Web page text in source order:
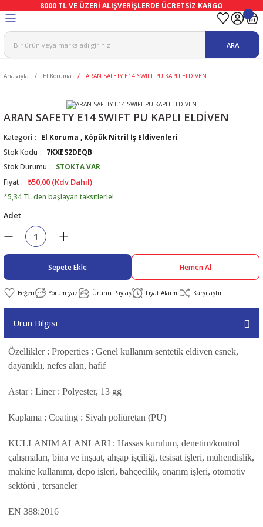
8000 TL VE ÜZERİ ALIŞVERİŞLERDE ÜCRETSİZ KARGO
Tulum
Eldivenler
Eldiven
Ve Vizör
Ekipmanları
ARA
Anasayfa El Koruma ARAN SAFETY E14 SWIFT PU KAPLI ELDİVEN
ARAN SAFETY E14 SWIFT PU KAPLI ELDİVEN
Kategori El Koruma
Köpük Nitril İş Eldivenleri
Stok Kodu
7KXES2DEQB
Stok Durumu
STOKTA VAR
Fiyat
₺50,00 (Kdv Dahil)
*5,34 TL den başlayan taksitlerle!
Adet
Sepete Ekle Hemen Al
Yorum yaz Ürünü Paylaş Fiyat Alarmı Karşılaştır
Ürün Bilgisi
Özellikler : Properties : Genel kullanım sentetik eldiven esnek,
dayanıklı, nefes alan, hafif
Astar : Liner : Polyester, 13 gg
Kaplama : Coating : Siyah poliüretan (PU)
KULLANIM ALANLARI : Hassas kurulum, denetim/kontrol
çalışmaları, bina ve inşaat, ahşap işçiliği, tesisat işleri, mühendislik,
makine kullanımı, depo işleri, bahçecilik, onarım işleri, otomotiv
sektörü , tersaneler
EN 388:2016